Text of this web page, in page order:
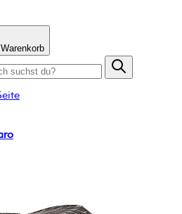
Warenkorb